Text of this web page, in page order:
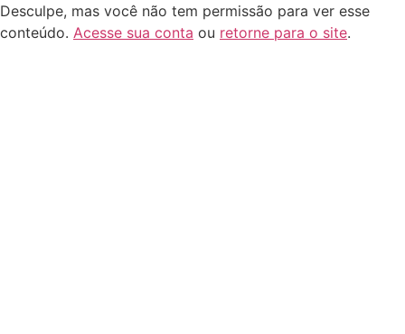
Desculpe, mas você não tem permissão para ver esse
conteúdo. Acesse sua conta ou retorne para o site.